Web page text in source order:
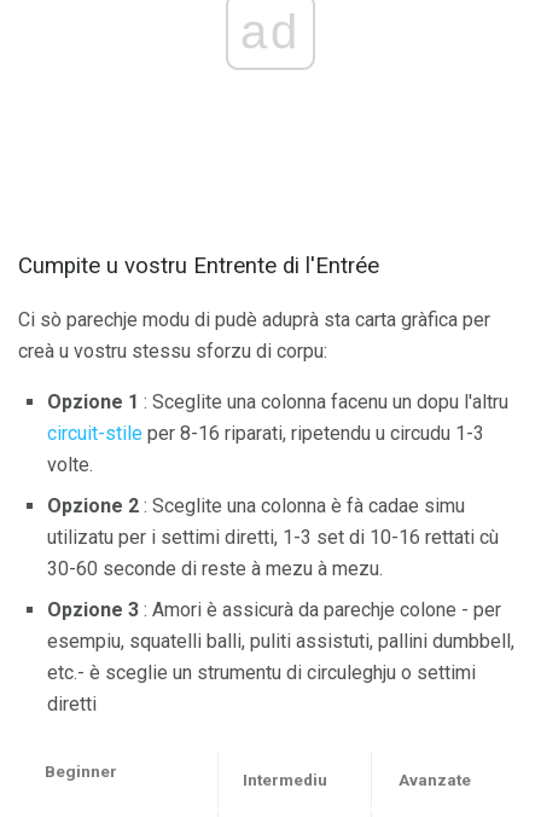
ad
Cumpite u vostru Entrente di l'Entrée
Ci sò parechje modu di pudè aduprà sta carta gràfica per
creà u vostru stessu sforzu di corpu:
Opzione 1 : Sceglite una colonna facenu un dopu l'altru
circuit-stile per 8-16 riparati, ripetendu u circudu 1-3
volte.
Opzione 2 : Sceglite una colonna è fà cadae simu
utilizatu per i settimi diretti, 1-3 set di 10-16 rettati cù
30-60 seconde di reste à mezu à mezu.
Opzione 3 : Amori è assicurà da parechje colone - per
esempiu, squatelli balli, puliti assistuti, pallini dumbbell,
etc.- è sceglie un strumentu di circuleghju o settimi
diretti
Beginner Intermediu Avanzate